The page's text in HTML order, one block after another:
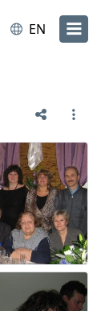
EN